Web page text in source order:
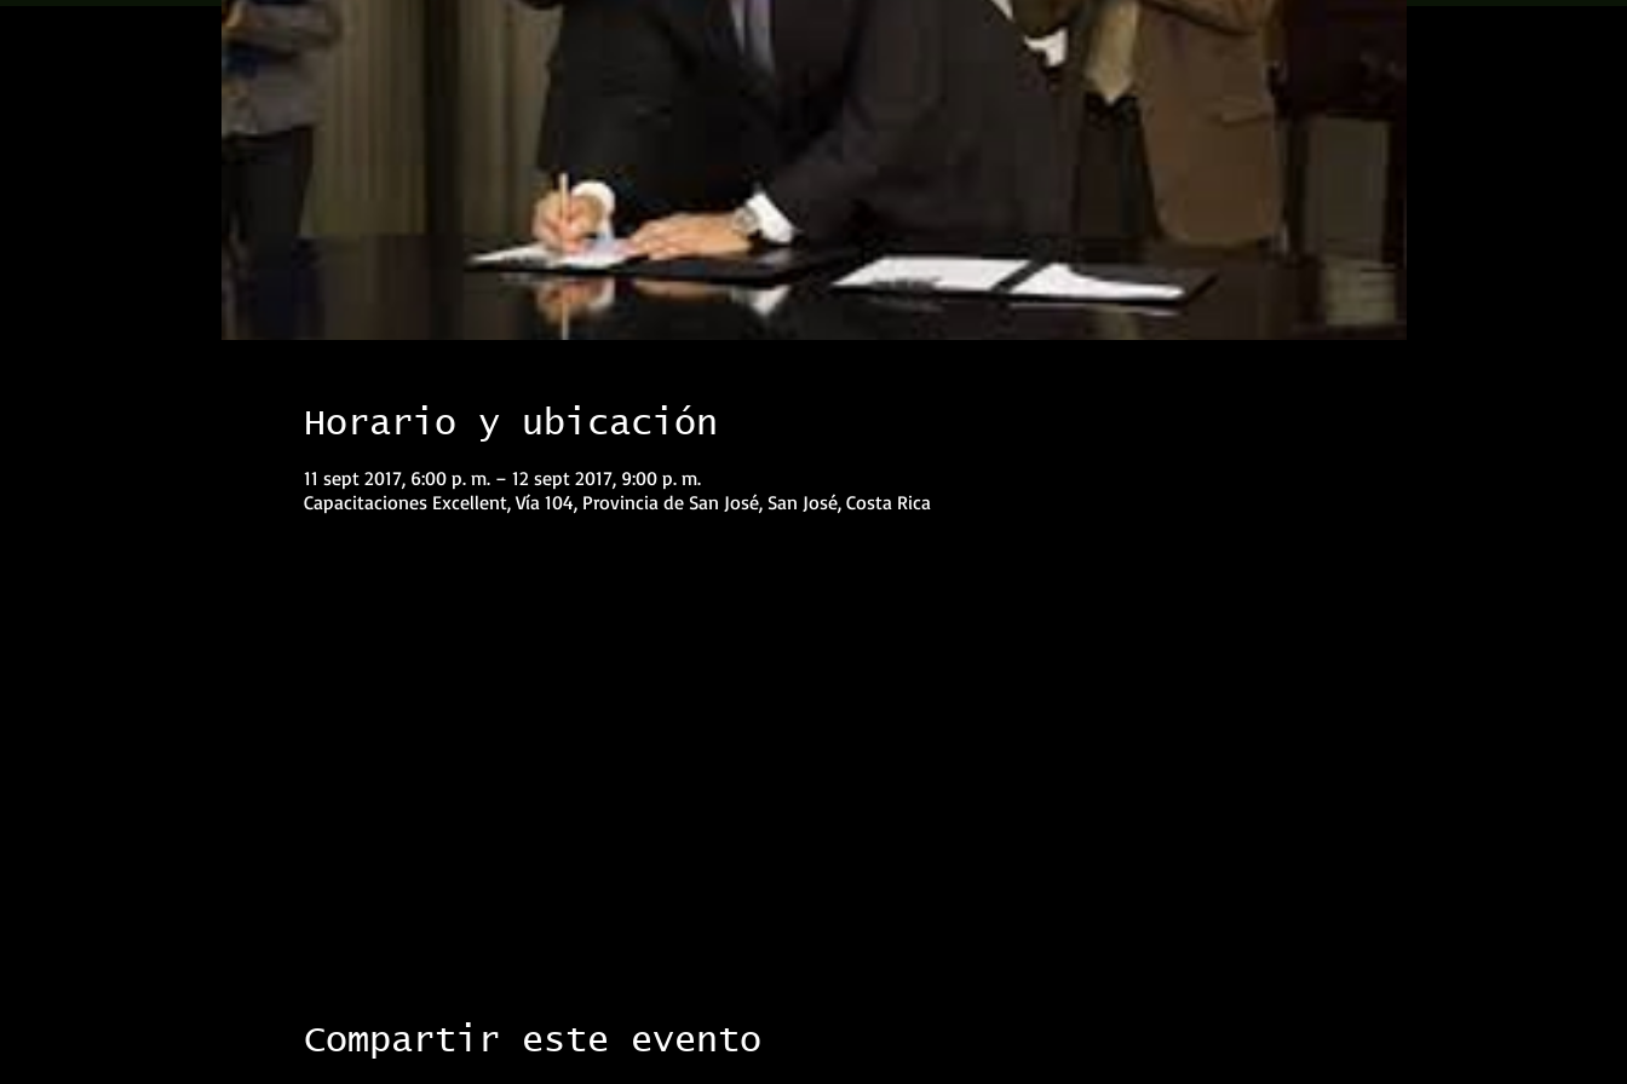
Horario y ubicación
11 sept 2017, 6:00 p. m. – 12 sept 2017, 9:00 p. m.
Capacitaciones Excellent, Vía 104, Provincia de San José, San José, Costa Rica
Compartir este evento